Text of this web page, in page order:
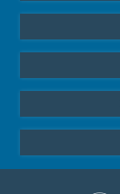
Öffentlichkeit
Alumnae | Alumni